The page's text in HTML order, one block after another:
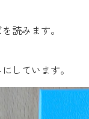
読みます。
しています。